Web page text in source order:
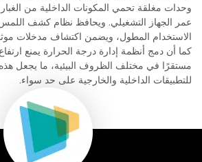
وحدات مغلقة تحمي المكونات الداخلية من
عمر الجهاز التشغيلي. ويحافظ نظام كشف
الاستخدام المطول، ويضمن اكتشاف مدخلات
كما أن دمج أنظمة إدارة درجة الحرارة يمنع
مستقرًا في مختلف الظروف البيئية، ما يجعل
للتطبيقات الداخلية والخارجية على حد سواء.